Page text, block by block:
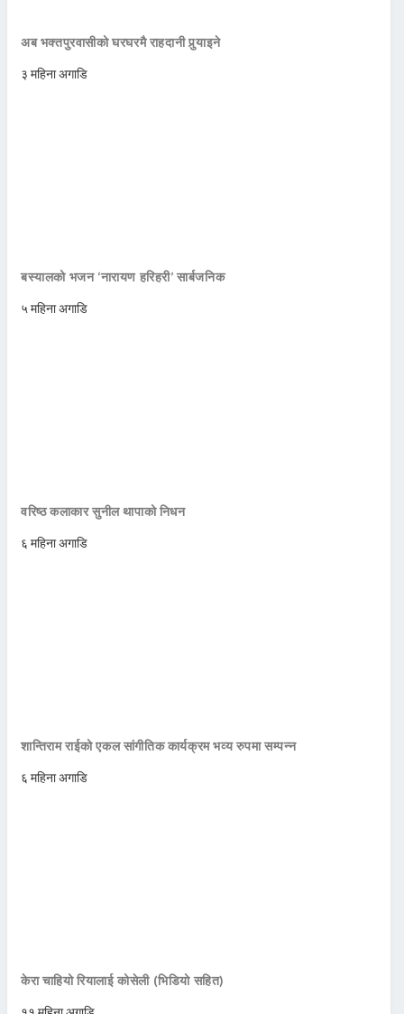
अब भक्तपुरवासीको घरघरमै राहदानी पुर्‍याइने
३ महिना अगाडि
बस्यालको भजन ‘नारायण हरिहरी’ सार्बजनिक
५ महिना अगाडि
वरिष्ठ कलाकार सुनील थापाको निधन
६ महिना अगाडि
शान्तिराम राईको एकल सांगीतिक कार्यक्रम भव्य रुपमा सम्पन्न
६ महिना अगाडि
केरा चाहियो रियालाई कोसेली (भिडियो सहित)